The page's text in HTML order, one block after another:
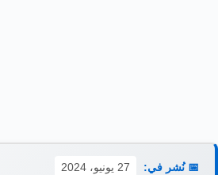
📅 نُشر في:
27 يونيو، 2024